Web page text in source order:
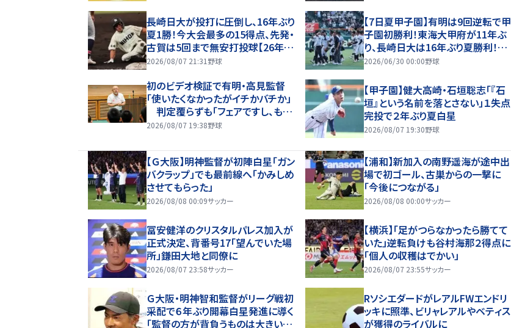
長崎日大が投打に圧倒し、16年ぶり
夏1勝！今大会最多の15得点、先発・
古賀は5回まで無安打投球【26年夏
甲子園】
2026/08/07 21:31 野球
【7日夏甲子園】有明は9回逆転で甲
子園初勝利！東海大甲府が11年ぶ
り、長崎日大は16年ぶり夏勝利！健
大高崎・石垣が11K完投！
2026/06/30 00:00野球
初のビデオ検証で有明・高見監督
「使いたくなかったがイチかバチか」
判定覆らずも「フェアですし、もや
もやすることなく次にいける」と納得
2026/08/07 19:38野球
【甲子園】健大高崎・石垣聡志「『石
垣』という名前を落とさない」１失点
完投で２年ぶり夏白星
2026/08/07 19:30野球
【Ｇ大阪】明神監督が初陣白星「ガン
バクラップ」でも最前線へ「かみしめ
させてもらった」
2026/08/08 00:09サッカー
【浦和】新加入の南野遥海が途中出
場で初ゴール、古巣からの一撃に
「今後につながる」
2026/08/08 00:00サッカー
冨安健洋のクリスタルパレス加入が
正式決定、背番号17「望んでいた場
所」鎌田大地と同僚に
2026/08/07 23:58サッカー
【横浜】「足がつらなかったら勝てて
いた」逆転負けも谷村海那２得点に
「個人の収穫はでかい」
2026/08/07 23:55サッカー
Ｇ大阪・明神智和監督がリーグ戦初
采配で６年ぶり開幕白星発進に導く
「監督の方が背負うものは大きい。
RソシエダードがレアルFWエンドリ
ッキに照準、ビリャレアルやベティス
が獲得のライバルに